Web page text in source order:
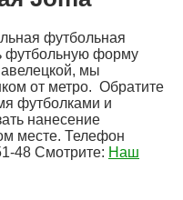
футбольная
футбольную форму
мы
от метро. Обратите
футболками и
нанесение
месте. Телефон
48 Смотрите: Наш